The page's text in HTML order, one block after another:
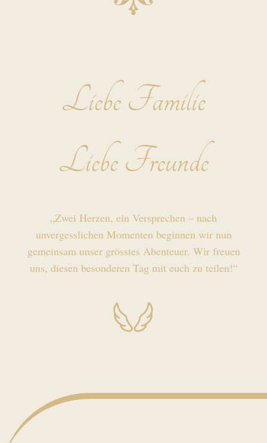
Liebe Familie
Liebe Freunde
„Zwei Herzen, ein Versprechen – nach
unvergesslichen Momenten beginnen wir nun
gemeinsam unser grösstes Abenteuer. Wir freuen
uns, diesen besonderen Tag mit euch zu teilen!“